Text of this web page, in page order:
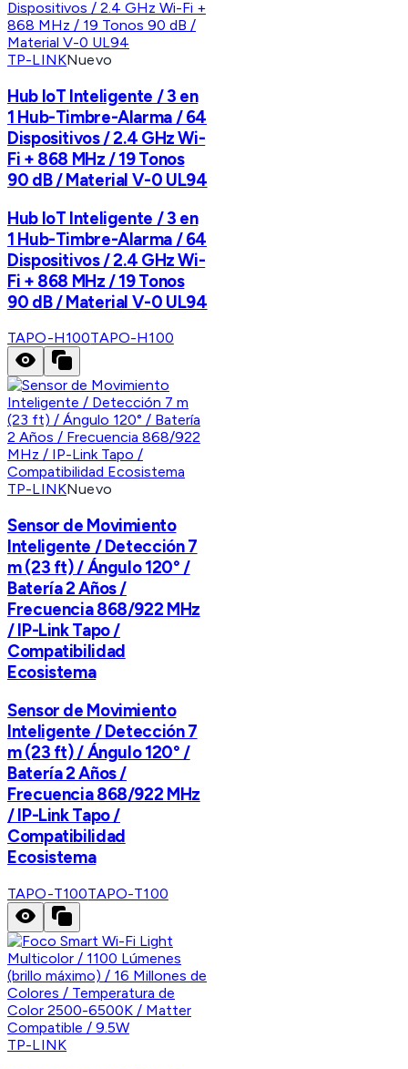
TP-LINKNuevo
Hub IoT Inteligente / 3 en
1 Hub-Timbre-Alarma / 64
Dispositivos / 2.4 GHz Wi-
Fi + 868 MHz / 19 Tonos
90 dB / Material V-0 UL94
Hub IoT Inteligente / 3 en
1 Hub-Timbre-Alarma / 64
Dispositivos / 2.4 GHz Wi-
Fi + 868 MHz / 19 Tonos
90 dB / Material V-0 UL94
TAPO-H100TAPO-H100
TP-LINKNuevo
Sensor de Movimiento
Inteligente / Detección 7
m (23 ft) / Ángulo 120° /
Batería 2 Años /
Frecuencia 868/922 MHz
/ IP-Link Tapo /
Compatibilidad
Ecosistema
Sensor de Movimiento
Inteligente / Detección 7
m (23 ft) / Ángulo 120° /
Batería 2 Años /
Frecuencia 868/922 MHz
/ IP-Link Tapo /
Compatibilidad
Ecosistema
TAPO-T100TAPO-T100
TP-LINK